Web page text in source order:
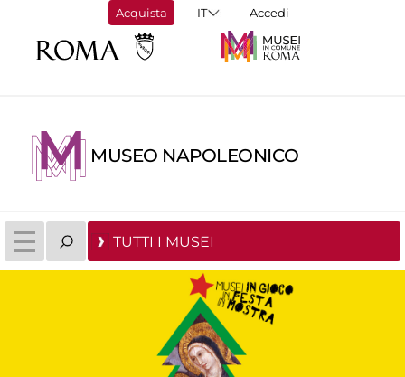
Acquista Accedi
MUSEO NAPOLEONICO
TUTTI I MUSEI